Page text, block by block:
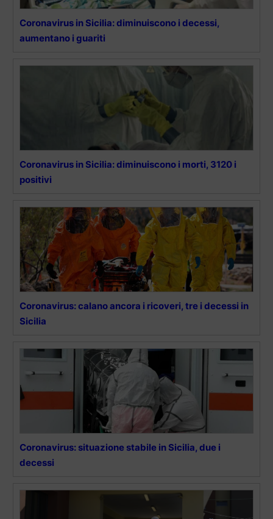
Coronavirus in Sicilia: diminuiscono i decessi,
aumentano i guariti
Coronavirus in Sicilia: diminuiscono i morti, 3120 i
positivi
Coronavirus: calano ancora i ricoveri, tre i decessi in
Sicilia
Coronavirus: situazione stabile in Sicilia, due i
decessi